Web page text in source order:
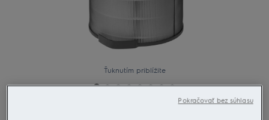
Ťuknutím priblížite
Pokračovať bez súhlasu